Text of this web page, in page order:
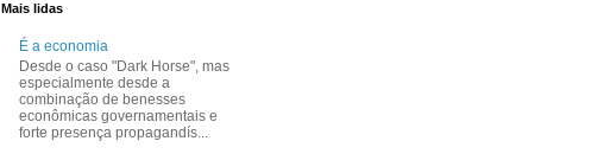
Mais lidas
É a economia
Desde o caso "Dark Horse", mas
especialmente desde a
combinação de benesses
econômicas governamentais e
forte presença propagandís...